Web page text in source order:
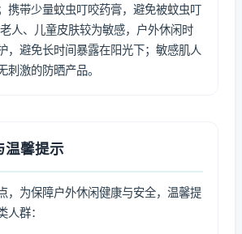
携带少量蚊虫叮咬药膏，避免被蚊虫叮
人、儿童皮肤较为敏感，户外休闲时
，避免长时间暴露在阳光下；敏感肌人
刺激的防晒产品。
温馨提示
，为保障户外休闲健康与安全，温馨提
人群：